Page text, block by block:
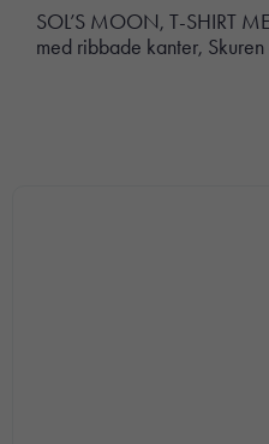
SOL’S MOON, T-SHIRT
med ribbade kanter,